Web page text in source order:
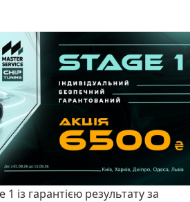
із гарантією результату за